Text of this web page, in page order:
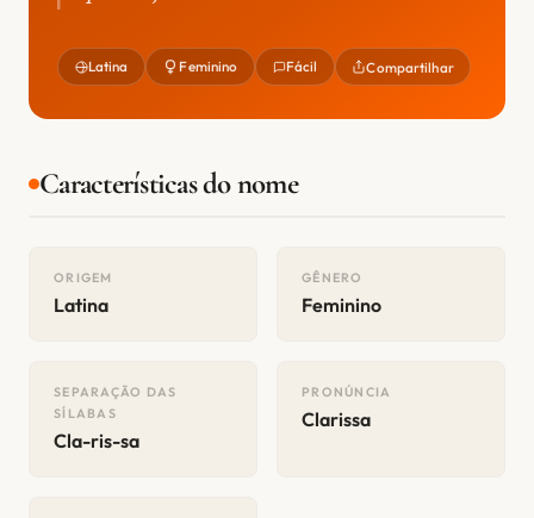
Latina Feminino Fácil Compartilhar
Características do nome
ORIGEM
Latina
GÊNERO
Feminino
SEPARAÇÃO DAS
SÍLABAS
Cla-ris-sa
PRONÚNCIA
Clarissa